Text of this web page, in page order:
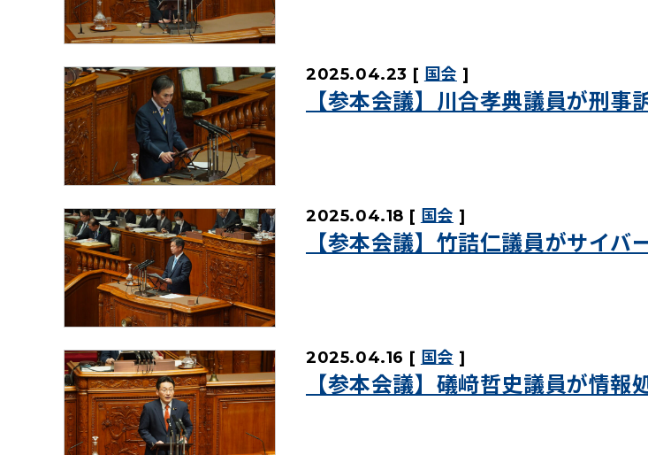
2025.04.23 国会
【参本会議】川合孝典議員が刑
2025.04.18 国会
【参本会議】竹詰仁議員がサイ
2025.04.16 国会
【参本会議】礒﨑哲史議員が情